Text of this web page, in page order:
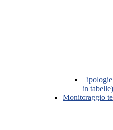
in tabelle)
Monitoraggio